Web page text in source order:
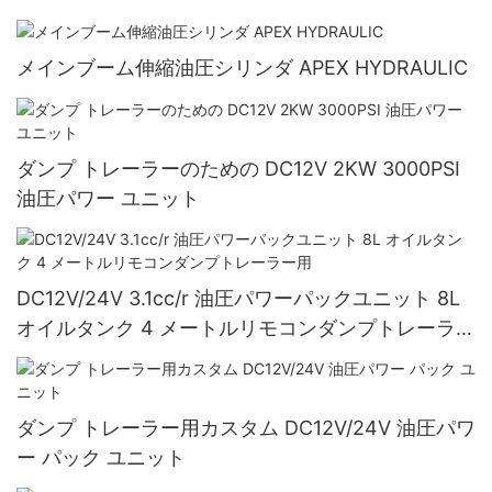
メインブーム伸縮油圧シリンダ APEX HYDRAULIC
ダンプ トレーラーのための DC12V 2KW 3000PSI
油圧パワー ユニット
DC12V/24V 3.1cc/r 油圧パワーパックユニット 8L
オイルタンク 4 メートルリモコンダンプトレーラー
用
ダンプ トレーラー用カスタム DC12V/24V 油圧パワ
ー パック ユニット